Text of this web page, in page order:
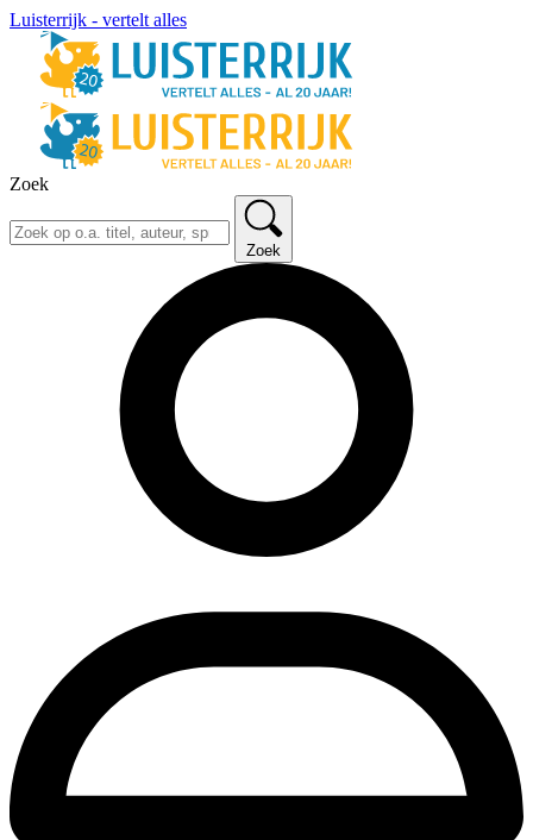
Luisterrijk - vertelt alles
Zoek
Zoek